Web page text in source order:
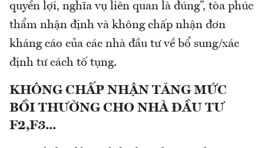
quyền lợi, nghĩa vụ liên quan là đúng”, tòa phúc
thẩm nhận định và không chấp nhận đơn
kháng cáo của các nhà đầu tư về bổ sung/xác
định tư cách tố tụng.
KHÔNG CHẤP NHẬN TĂNG MỨC
BỒI THƯỜNG CHO NHÀ ĐẦU TƯ
F2,F3...